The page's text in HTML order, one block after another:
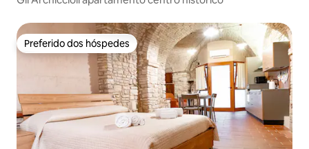
Preferido dos hóspedes
Preferido dos hóspedes